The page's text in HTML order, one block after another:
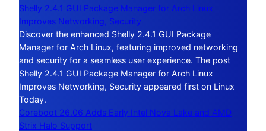
Shelly 2.4.1 GUI Package Manager for Arch Linux
Improves Networking, Security
Discover the enhanced Shelly 2.4.1 GUI Package
Manager for Arch Linux, featuring improved networking
and security for a seamless user experience. The post
Shelly 2.4.1 GUI Package Manager for Arch Linux
Improves Networking, Security appeared first on Linux
Today.
Coreboot 26.06 Adds Early Intel Nova Lake and AMD
Strix Halo Support